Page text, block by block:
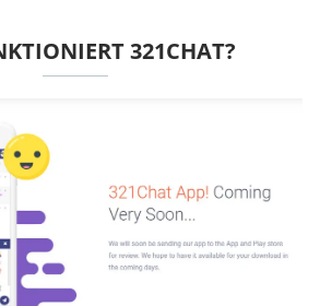
321CHAT?